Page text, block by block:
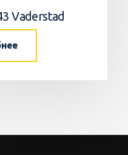
Vaderstad